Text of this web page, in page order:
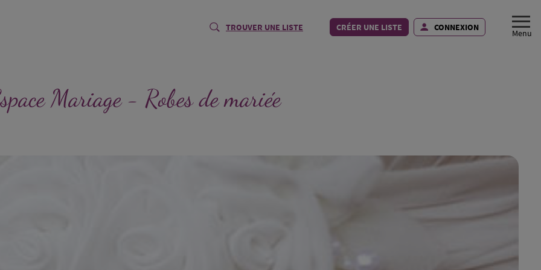
TROUVER UNE LISTE CRÉER UNE LISTE CONNEXION
Mariage - Robes de mariée